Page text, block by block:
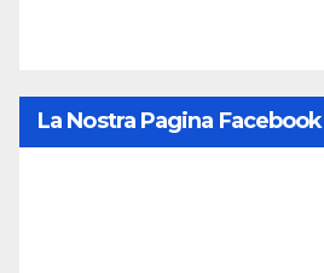
La Nostra Pagina Facebook